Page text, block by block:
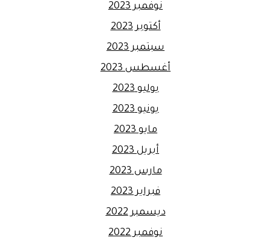
نوفمبر 2023
أكتوبر 2023
سبتمبر 2023
أغسطس 2023
يوليو 2023
يونيو 2023
مايو 2023
أبريل 2023
مارس 2023
فبراير 2023
ديسمبر 2022
نوفمبر 2022